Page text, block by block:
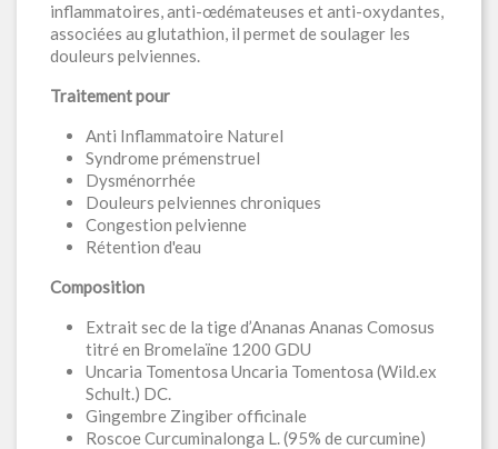
inflammatoires, anti-œdémateuses et anti-oxydantes,
associées au glutathion, il permet de soulager les
douleurs pelviennes.
Traitement pour
Anti Inflammatoire Naturel
Syndrome prémenstruel
Dysménorrhée
Douleurs pelviennes chroniques
Congestion pelvienne
Rétention d'eau
Composition
Extrait sec de la tige d’Ananas Ananas Comosus
titré en Bromelaïne 1200 GDU
Uncaria Tomentosa Uncaria Tomentosa (Wild.ex
Schult.) DC.
Gingembre Zingiber officinale
Roscoe Curcuminalonga L. (95% de curcumine)